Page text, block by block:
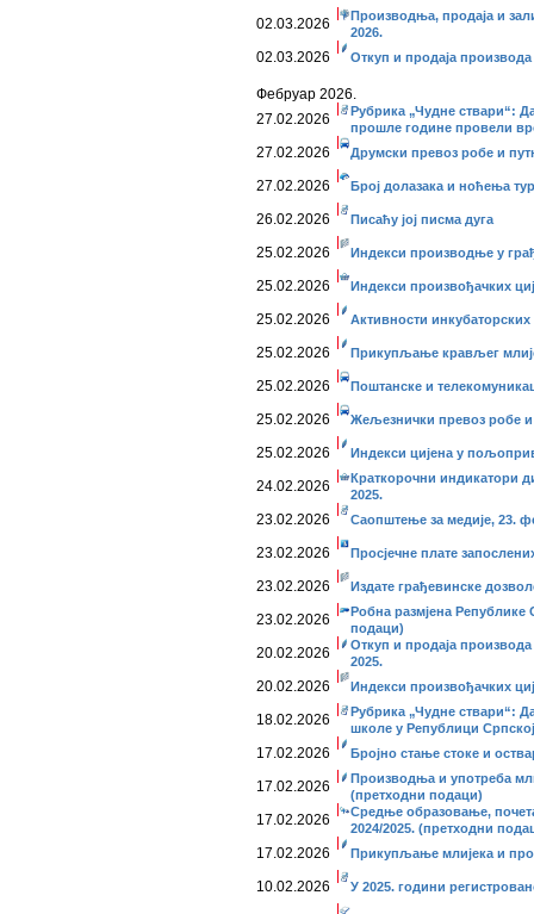
02.03.2026
Производња, продаја и
2026.
02.03.2026 Откуп и продаја
Фебруар 2026.
27.02.2026
Рубрика „Чудне ствари“:
прошле године провели
27.02.2026 Друмски превоз робе и
27.02.2026 Број долазака и ноћења
26.02.2026 Писаћу јој писма дуга
25.02.2026 Индекси производње у
25.02.2026 Индекси произвођачких
25.02.2026 Активности инкубаторских
25.02.2026 Прикупљање крављег
25.02.2026 Поштанске и
25.02.2026 Жељезнички превоз робе и
25.02.2026 Индекси цијена у
24.02.2026
Краткорочни индикатори
2025.
23.02.2026 Саопштење за медије, 23.
23.02.2026 Просјечне плате
23.02.2026 Издате грађевинске
23.02.2026
Робна размјена Републике
подаци)
20.02.2026
Откуп и продаја
2025.
20.02.2026 Индекси произвођачких
18.02.2026
Рубрика „Чудне ствари“:
школе у Републици
17.02.2026 Бројно стање стоке и
17.02.2026
Производња и употреба
(претходни подаци)
17.02.2026
Средње образовање,
2024/2025. (претходни
17.02.2026 Прикупљање млијека и
10.02.2026 У 2025. години